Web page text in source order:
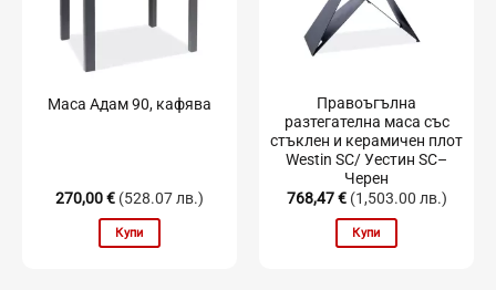
Маса Адам 90, кафява
270,00€ (528.07 лв.)
Купи
Правоъгълна
разтегателна маса със
стъклен и керамичен плот
Westin SC/ Уестин SC–
Черен
768,47€ (1,503.00 лв.)
Купи